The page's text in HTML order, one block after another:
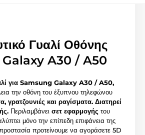
Γυαλί Οθόνης
A30 / A50
για Samsung Galaxy A30 / A50,
την οθόνη του έξυπνου τηλεφώνου
γρατζουνιές και ραγίσματα. Διατηρεί
Περιλαμβάνει σετ εφαρμογής του
μόνο την επίπεδη επιφάνεια της
προτείνουμε να αγοράσετε 5D